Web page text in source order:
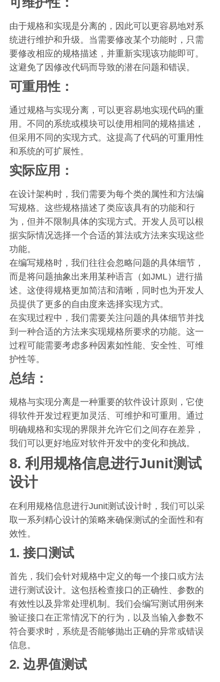
由于规格和实现是分离的，因此可以更容易地对系
统进行维护和升级。当需要修改某个功能时，只需
要修改相应的规格描述，并重新实现该功能即可。
这避免了因修改代码而导致的潜在问题和错误。
可重用性：
通过规格与实现分离，可以更容易地实现代码的重
用。不同的系统或模块可以使用相同的规格描述，
但采用不同的实现方式。这提高了代码的可重用性
和系统的可扩展性。
实际应用：
在设计架构时，我们需要为每个类的属性和方法编
写规格。这些规格描述了类应该具有的功能和行
为，但并不限制具体的实现方式。开发人员可以根
据实际情况选择一个合适的算法或方法来实现这些
功能。
在编写规格时，我们往往会忽略问题的具体细节，
而是将问题抽象出来用某种语言（如JML）进行描
述。这使得规格更加简洁和清晰，同时也为开发人
员提供了更多的自由度来选择实现方式。
在实现过程中，我们需要关注问题的具体细节并找
到一种合适的方法来实现规格所要求的功能。这一
过程可能需要考虑多种因素如性能、安全性、可维
护性等。
总结：
规格与实现分离是一种重要的软件设计原则，它使
得软件开发过程更加灵活、可维护和可重用。通过
明确规格和实现的界限并允许它们之间存在差异，
我们可以更好地应对软件开发中的变化和挑战。
8. 利用规格信息进行Junit测试
设计
在利用规格信息进行Junit测试设计时，我们可以采
取一系列精心设计的策略来确保测试的全面性和有
效性。
1. 接口测试
首先，我们会针对规格中定义的每一个接口或方法
进行测试设计。这包括检查接口的正确性、参数的
有效性以及异常处理机制。我们会编写测试用例来
验证接口在正常情况下的行为，以及当输入参数不
符合要求时，系统是否能够抛出正确的异常或错误
信息。
2. 边界值测试